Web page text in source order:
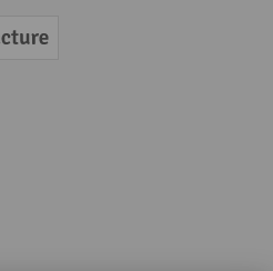
(Visa)
Facture